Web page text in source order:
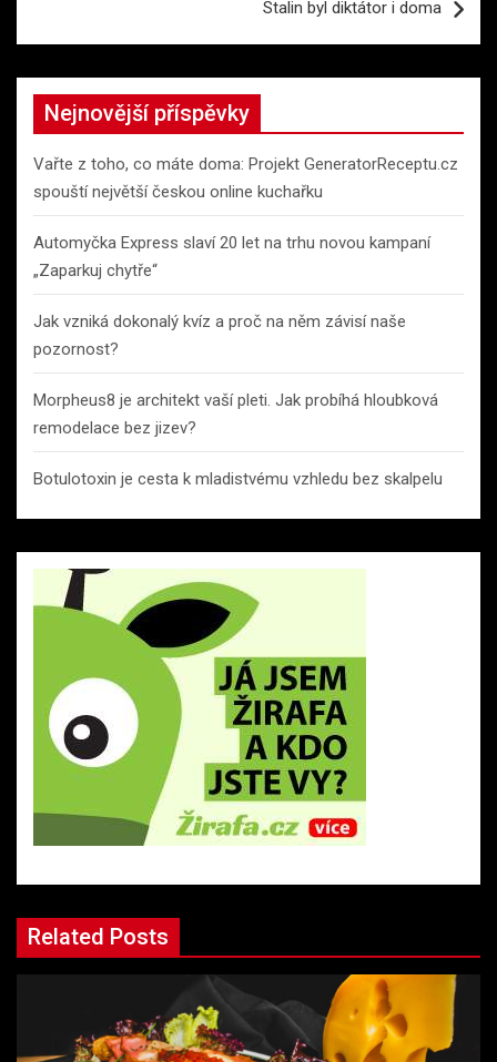
Stalin byl diktátor i doma
Nejnovější příspěvky
Vařte z toho, co máte doma: Projekt GeneratorReceptu.cz
spouští největší českou online kuchařku
Automyčka Express slaví 20 let na trhu novou kampaní
„Zaparkuj chytře“
Jak vzniká dokonalý kvíz a proč na něm závisí naše
pozornost?
Morpheus8 je architekt vaší pleti. Jak probíhá hloubková
remodelace bez jizev?
Botulotoxin je cesta k mladistvému vzhledu bez skalpelu
Related Posts